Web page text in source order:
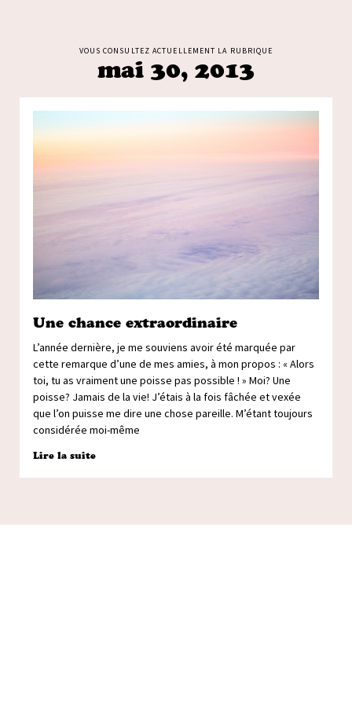
VOUS CONSULTEZ ACTUELLEMENT LA RUBRIQUE
mai 30, 2013
Une chance extraordinaire
L’année dernière, je me souviens avoir été marquée par
cette remarque d’une de mes amies, à mon propos : « Alors
toi, tu as vraiment une poisse pas possible ! » Moi? Une
poisse? Jamais de la vie! J’étais à la fois fâchée et vexée
que l’on puisse me dire une chose pareille. M’étant toujours
considérée moi-même
Lire la suite